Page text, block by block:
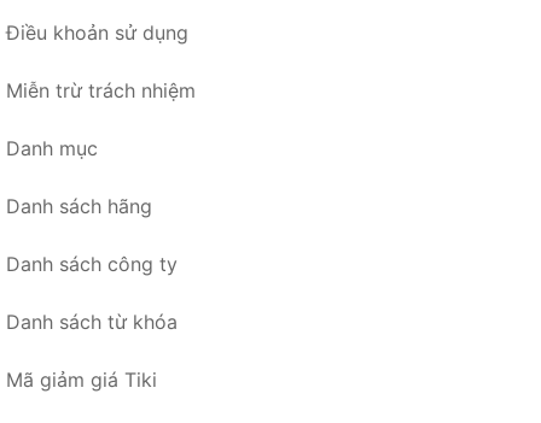
Điều khoản sử dụng
Miễn trừ trách nhiệm
Danh mục
Danh sách hãng
Danh sách công ty
Danh sách từ khóa
Mã giảm giá Tiki